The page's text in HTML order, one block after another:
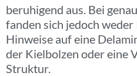
beruhigend aus. Bei
fanden sich jedoch weder
Hinweise auf eine
der Kielbolzen oder eine
Struktur.